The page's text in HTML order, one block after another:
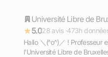
Répond rapidement
Université Libre de
5.028 avis ·473h
Hallo ＼⁠(⁠^⁠o⁠^⁠)⁠／ ! Professeur expérimenté, diplômé de
l'Université Libre de